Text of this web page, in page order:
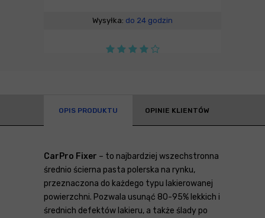
Wysyłka: do 24 godzin
OPIS PRODUKTU OPINIE KLIENTÓW
CarPro Fixer – to najbardziej wszechstronna
średnio ścierna pasta polerska na rynku,
przeznaczona do każdego typu lakierowanej
powierzchni. Pozwala usunąć 80-95% lekkich i
średnich defektów lakieru, a także ślady po